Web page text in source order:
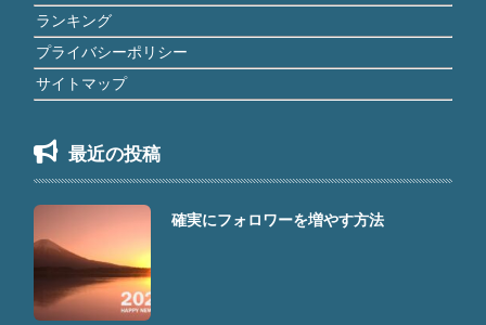
ランキング
プライバシーポリシー
サイトマップ
最近の投稿
確実にフォロワーを増やす方法